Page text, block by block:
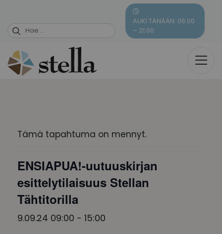
content
AUKI TÄNÄÄN: 06:00
– 21:00
Tämä tapahtuma on mennyt.
ENSIAPUA!-uutuuskirjan
esittelytilaisuus Stellan
Tähtitorilla
9.09.24 09:00 - 15:00